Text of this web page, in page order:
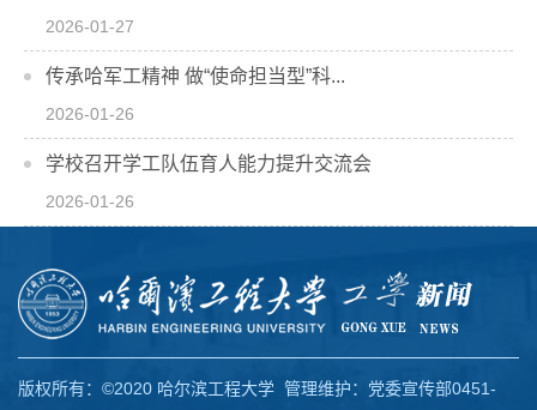
2026-01-27
传承哈军工精神 做“使命担当型”科...
2026-01-26
学校召开学工队伍育人能力提升交流会
2026-01-26
版权所有：©2020 哈尔滨工程大学 管理维护：党委宣传部0451-